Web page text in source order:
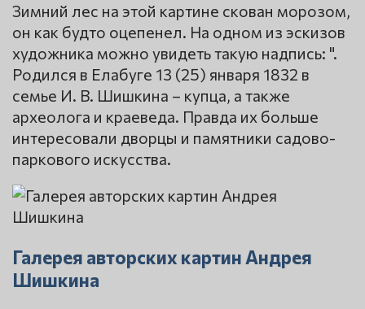
Зимний лес на этой картине скован морозом,
он как будто оцепенел. На одном из эскизов
художника можно увидеть такую надпись: ".
Родился в Елабуге 13 (25) января 1832 в
семье И. В. Шишкина – купца, а также
археолога и краеведа. Правда их больше
интересовали дворцы и памятники садово-
паркового искусства.
Галерея авторских картин Андрея
Шишкина